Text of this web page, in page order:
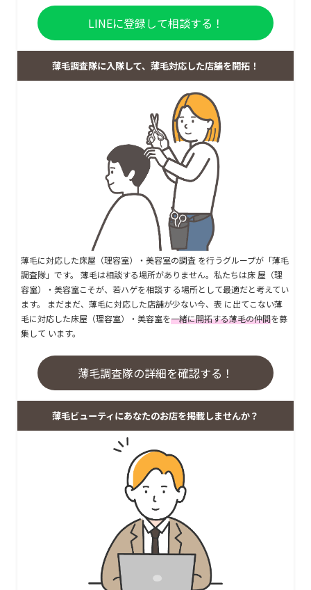
LINEに登録して相談する！
薄毛調査隊に入隊して、薄毛対応した店舗を開拓！
薄毛に対応した床屋（理容室）・美容室の調査 を行うグループが「薄毛
調査隊」です。 薄毛は相談する場所がありません。私たちは床 屋（理
容室）・美容室こそが、若ハゲを相談す る場所として最適だと考えてい
ます。 まだまだ、薄毛に対応した店舗が少ない今、表 に出てこない薄
毛に対応した床屋（理容室）・美容室を一緒に開拓する薄毛の仲間を募
集して います。
薄毛調査隊の詳細を確認する！
薄毛ビューティにあなたのお店を掲載しませんか？